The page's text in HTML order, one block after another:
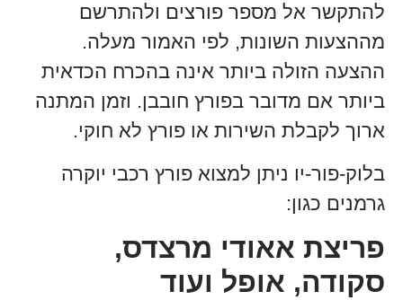
להתקשר אל מספר פורצים ולהתרשם
מההצעות השונות, לפי האמור מעלה.
ההצעה הזולה ביותר אינה בהכרח הכדאית
ביותר אם מדובר בפורץ חובבן. וזמן המתנה
ארוך לקבלת השירות או פורץ לא חוקי.
בלוק-פור-יו ניתן למצוא פורץ רכבי יוקרה
גרמנים כגון:
פריצת אאודי מרצדס,
סקודה, אופל ועוד